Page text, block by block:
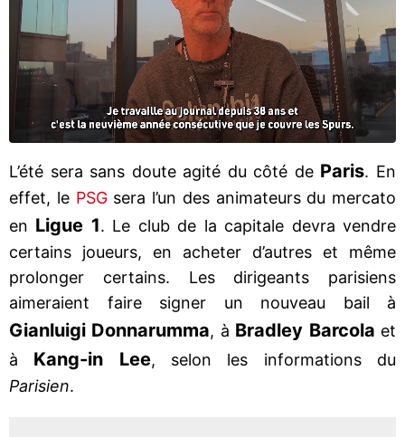
L’été sera sans doute agité du côté de Paris. En
effet, le PSGsera l’un des animateurs du mercato
en Ligue 1. Le club de la capitale devra vendre
certains joueurs, en acheter d’autres et même
prolonger certains. Les dirigeants parisiens
aimeraient faire signer un nouveau bail à
Gianluigi Donnarumma, à Bradley Barcola et
à Kang-in Lee, selon les informations du
Parisien.